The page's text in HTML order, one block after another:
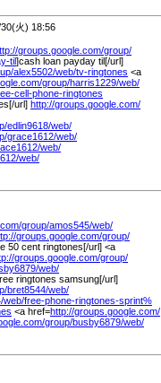
火) 18:56
groups.google.com/group/
til]cash loan payday til[/url]
alex5502/web/tv-ringtones <a
group/harris1229/web/
cell-phone-ringtones
url] http://groups.google.com/
edlin9618/web/
grace1612/web/
web/
web/
group/amos545/web/
groups.google.com/group/
50 cent ringtones[/url] <a
groups.google.com/group/
web/
ringtones samsung[/url]
bret8544/web/
web/free-phone-ringtones-sprint%
<a href=http://groups.google.com/
group/busby6879/web/